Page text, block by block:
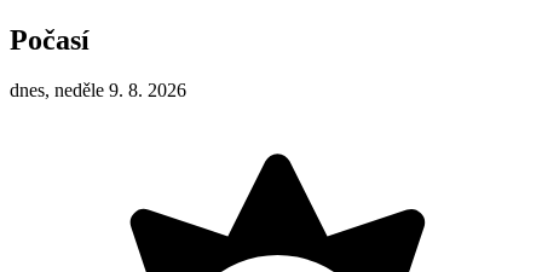
Počasí
dnes, neděle 9. 8. 2026